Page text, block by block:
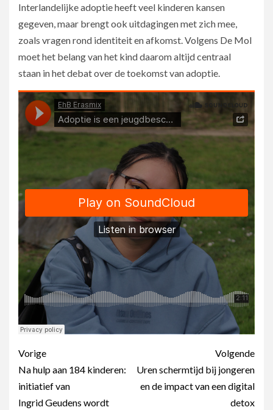
Interlandelijke adoptie heeft veel kinderen kansen
gegeven, maar brengt ook uitdagingen met zich mee,
zoals vragen rond identiteit en afkomst. Volgens De Mol
moet het belang van het kind daarom altijd centraal
staan in het debat over de toekomst van adoptie.
Berichtnavigatie
Vorige
Na hulp aan 184 kinderen:
initiatief van
Ingrid Geudens wordt
Volgende
Uren schermtijd bij jongeren
en de impact van een digital
detox